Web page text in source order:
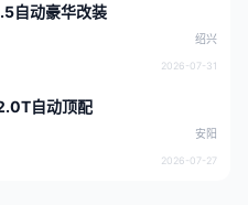
自动豪华改装
绍兴
2026-07-31
自动顶配
安阳
2026-07-27